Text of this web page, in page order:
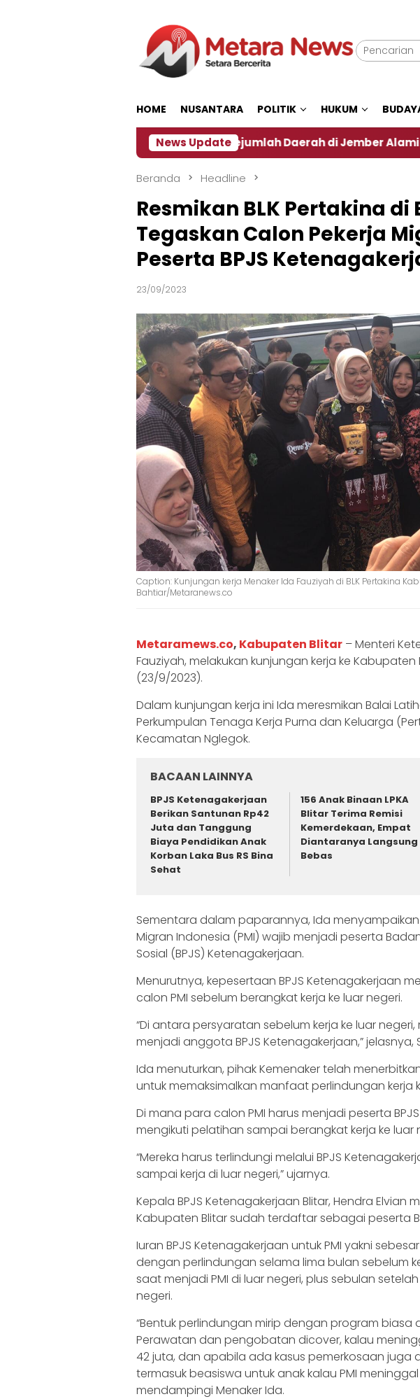
HOME NUSANTARA POLITIK HUKUM
News Update
Dampak El Nino, Sejumlah Daerah di Jember Alami Krisi Air
Beranda Headline
Resmikan BLK Pertakina
Tegaskan Calon Pekerja
Peserta BPJS
23/09/2023
Caption: Kunjungan kerja Menaker Ida Fauziyah di BLK Pertakina
Bahtiar/Metaranews.co
Metaramews.co, Kabupaten Blitar – Menteri
Fauziyah, melakukan kunjungan kerja ke Kabupaten
(23/9/2023).
Dalam kunjungan kerja ini Ida meresmikan Balai
Perkumpulan Tenaga Kerja Purna dan Keluarga
Kecamatan Nglegok.
BACAAN LAINNYA
BPJS Ketenagakerjaan
Berikan Santunan Rp42
Juta dan Tanggung
Biaya Pendidikan Anak
Korban Laka Bus RS Bina
Sehat
156 Anak Binaan LPKA
Blitar Terima Remisi
Kemerdekaan, Empat
Diantaranya Langsung
Bebas
Sementara dalam paparannya, Ida
Migran Indonesia (PMI) wajib menjadi peserta
Sosial (BPJS) Ketenagakerjaan.
Menurutnya, kepesertaan BPJS Ketenagakerjaan
calon PMI sebelum berangkat kerja ke luar negeri.
“Di antara persyaratan sebelum kerja ke luar
menjadi anggota BPJS Ketenagakerjaan,” jelasnya,
Ida menuturkan, pihak Kemenaker telah
untuk memaksimalkan manfaat perlindungan kerja
Di mana para calon PMI harus menjadi peserta
mengikuti pelatihan sampai berangkat kerja ke luar
“Mereka harus terlindungi melalui BPJS
sampai kerja di luar negeri,” ujarnya.
Kepala BPJS Ketenagakerjaan Blitar, Hendra Elvian
Kabupaten Blitar sudah terdaftar sebagai peserta
Iuran BPJS Ketenagakerjaan untuk PMI yakni
dengan perlindungan selama lima bulan sebelum
saat menjadi PMI di luar negeri, plus sebulan
negeri.
“Bentuk perlindungan mirip dengan program biasa
Perawatan dan pengobatan dicover, kalau
42 juta, dan apabila ada kasus pemerkosaan juga
termasuk beasiswa untuk anak kalau PMI
mendampingi Menaker Ida.